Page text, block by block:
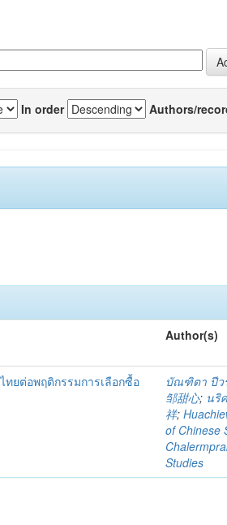
In order Authors/
Author(s)
ยต่อพฤติกรรมการเลือกซื้อ
บัณฑิตา ปีว
邹甜心; นริ
祥;
of Chinese
Studies